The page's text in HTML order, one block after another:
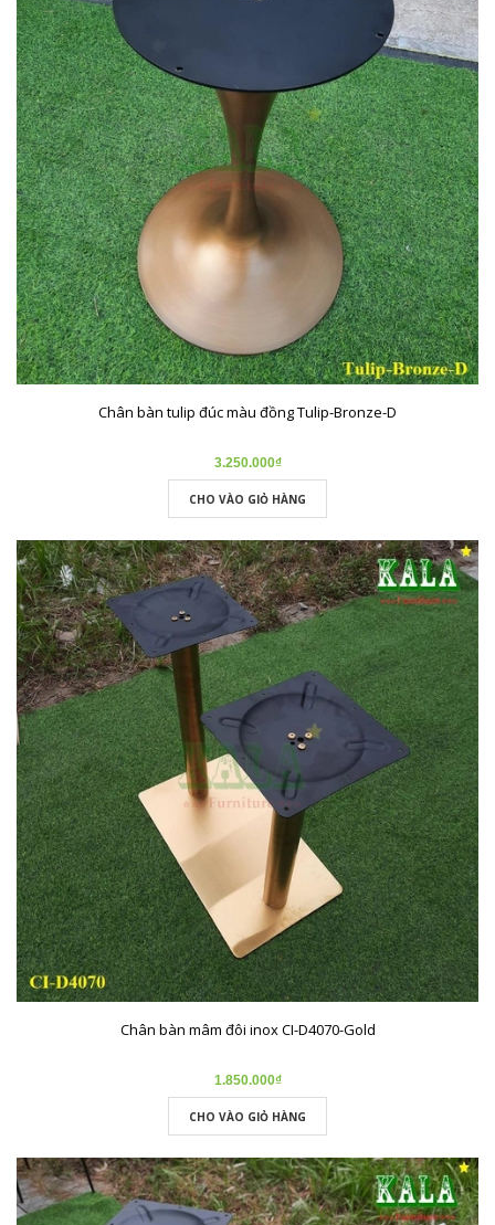
Chân bàn tulip đúc màu đồng Tulip-Bronze-D
3.250.000₫
CHO VÀO GIỎ HÀNG
Chân bàn mâm đôi inox CI-D4070-Gold
1.850.000₫
CHO VÀO GIỎ HÀNG